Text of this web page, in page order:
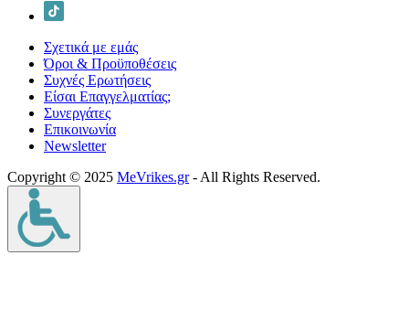
Σχετικά με εμάς
Όροι & Προϋποθέσεις
Συχνές Ερωτήσεις
Είσαι Επαγγελματίας;
Συνεργάτες
Επικοινωνία
Νewsletter
Copyright © 2025 MeVrikes.gr- All Rights Reserved.